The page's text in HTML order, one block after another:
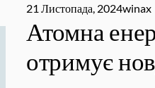
21 Листопада, 2024winax
Атомна
отримує